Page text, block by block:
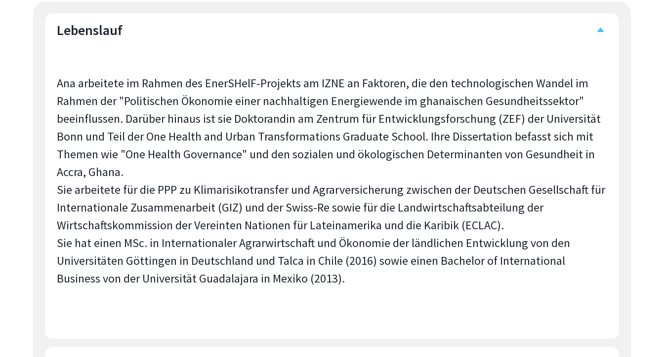
Lebenslauf
Ana arbeitete im Rahmen des EnerSHelF-Projekts am IZNE an Faktoren, die den technologischen Wandel im
Rahmen der "Politischen Ökonomie einer nachhaltigen Energiewende im ghanaischen Gesundheitssektor"
beeinflussen. Darüber hinaus ist sie Doktorandin am Zentrum für Entwicklungsforschung (ZEF) der Universität
Bonn und Teil der One Health and Urban Transformations Graduate School. Ihre Dissertation befasst sich mit
Themen wie "One Health Governance" und den sozialen und ökologischen Determinanten von Gesundheit in
Accra, Ghana.
Sie arbeitete für die PPP zu Klimarisikotransfer und Agrarversicherung zwischen der Deutschen Gesellschaft für
Internationale Zusammenarbeit (GIZ) und der Swiss-Re sowie für die Landwirtschaftsabteilung der
Wirtschaftskommission der Vereinten Nationen für Lateinamerika und die Karibik (ECLAC).
Sie hat einen MSc. in Internationaler Agrarwirtschaft und Ökonomie der ländlichen Entwicklung von den
Universitäten Göttingen in Deutschland und Talca in Chile (2016) sowie einen Bachelor of International
Business von der Universität Guadalajara in Mexiko (2013).